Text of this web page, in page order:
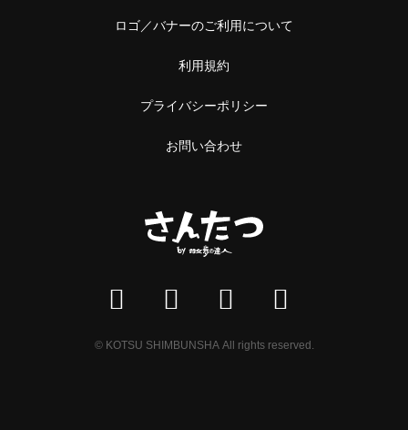
ロゴ／バナーのご利用について
利用規約
プライバシーポリシー
お問い合わせ
© KOTSU SHIMBUNSHA All rights reserved.